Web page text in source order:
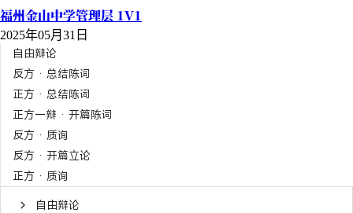
福州金山中学管理层 1V1
2025年05月31日
自由辩论
反方 · 总结陈词
正方 · 总结陈词
正方一辩 · 开篇陈词
反方 · 质询
反方 · 开篇立论
正方 · 质询
自由辩论